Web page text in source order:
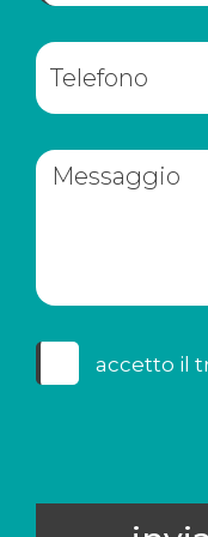
accetto il